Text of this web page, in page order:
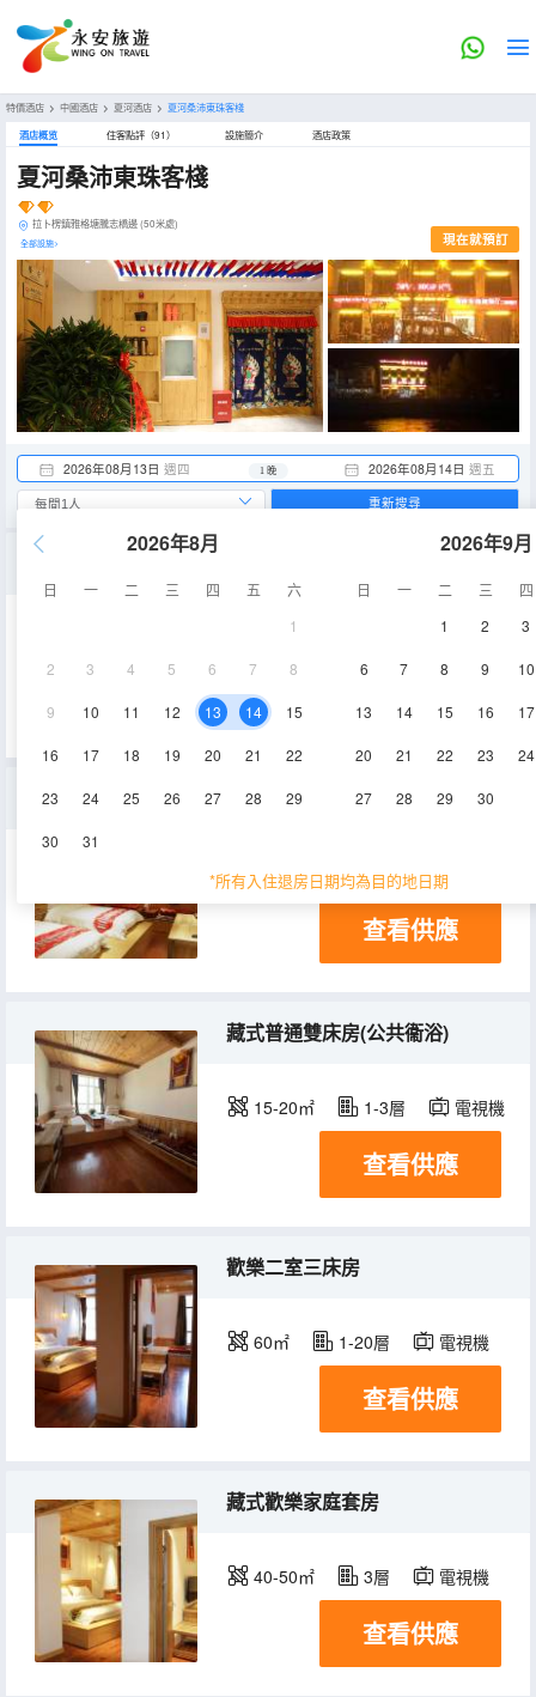
特價酒店 > 中國酒店 > 夏河酒店 > 夏河桑沛東珠客棧
酒店概览 住客點評（91） 設施簡介 酒店政策
夏河桑沛東珠客棧
拉卜楞鎮雅格塘騰志橋邊 (50米處)
全部設施> 現在就預訂
2026年08月13日 週四 2026年08月14日 週五
1 晚
2026年8月
日 一 二 三 四 五
六
1
2 3 4 5 6 7 8
9 10 11 12 13 14 15
16 17 18 19 20 21 22
23 24 25 26 27 28 29
30 31
2026年9月
日 一 二 三
四
1
2 3
6 7 8 9 10
13 14 15 16 17
20 21 22 23 24
27 28 29 30
*所有入住退房日期均為目的地日期
重新搜尋
20-30㎡ 電視機
藏式豪華養生標間
20-30㎡ 1-3層
查看供應
藏式普通雙床房(公共衞浴)
15-20㎡ 1-3層 電視機
查看供應
歡樂二室三床房
60㎡ 1-20層 電視機
查看供應
藏式歡樂家庭套房
40-50㎡ 3層 電視機
查看供應